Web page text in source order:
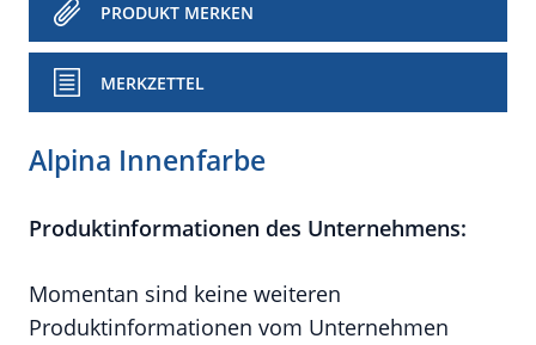
PRODUKT MERKEN
MERKZETTEL
Alpina Innenfarbe
Produktinformationen des Unternehmens:
Momentan sind keine weiteren
Produktinformationen vom Unternehmen